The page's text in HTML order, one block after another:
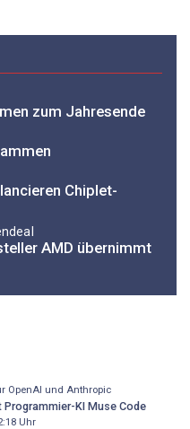
zum Jahresende
Chiplet-
AMD übernimmt
OpenAI und Anthropic
Programmier-KI Muse Code
Uhr